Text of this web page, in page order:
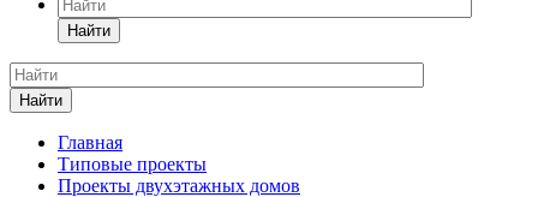
Найти
Найти
Главная
Типовые проекты
Проекты двухэтажных домов